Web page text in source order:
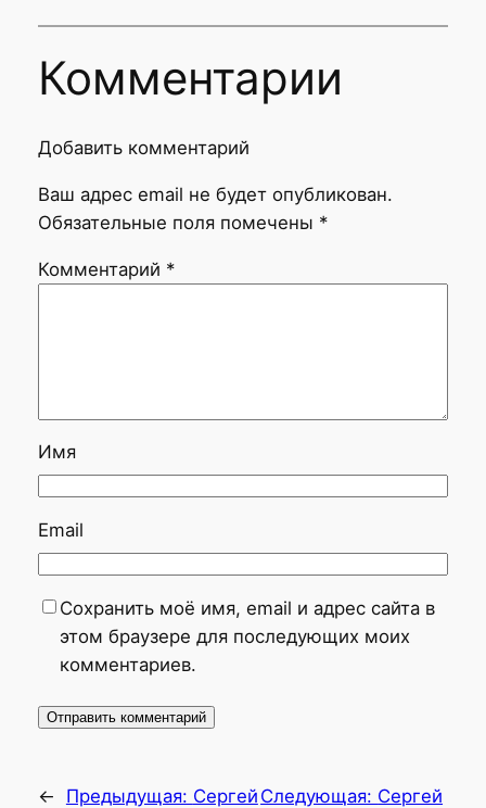
Комментарии
Добавить комментарий
Ваш адрес email не будет опубликован.
Обязательные поля помечены *
Комментарий *
Имя
Email
Сохранить моё имя, email и адрес сайта в
этом браузере для последующих моих
комментариев.
← Предыдущая: Сергей Следующая: Сергей